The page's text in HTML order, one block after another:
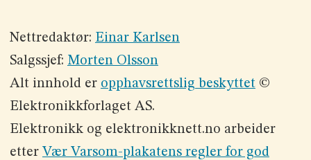
Nettredaktør: Einar Karlsen
Salgssjef: Morten Olsson
Alt innhold er opphavsrettslig beskyttet©
Elektronikkforlaget AS.
Elektronikk og elektronikknett.no arbeider
etter Vær Varsom-plakatens regler for god